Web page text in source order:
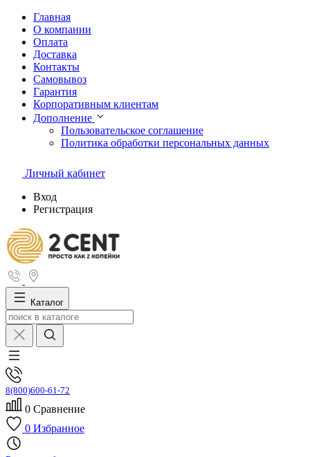
Главная
О компании
Оплата
Доставка
Контакты
Самовывоз
Гарантия
Корпоративным клиентам
Дополнение
Пользовательское соглашение
Политика обработки персональных данных
Личный кабинет
Вход
Регистрация
Каталог
8(800)600-61-72
0 Сравнение
0 Избранное